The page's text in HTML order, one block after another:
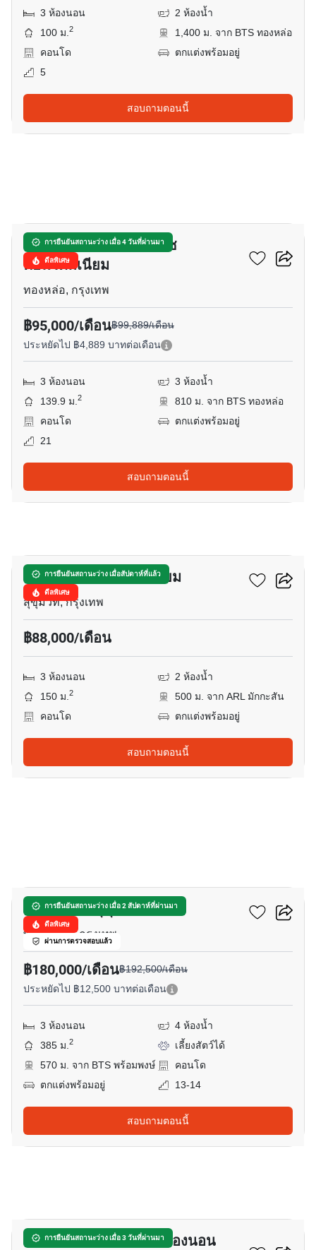
3 ห้องนอน
2 ห้องน้ำ
100 ม.2
1,400 ม. จาก BTS ทองหล่อ
คอนโด
ตกแต่งพร้อมอยู่
5
สอบถามตอนนี้
การยืนยันสถานะว่าง เมื่อ 4 วันที่ผ่านมา
ดีลพิเศษ
เอท ทองหล่อ เรสซิเดนส์ซ
คอนโดมิเนียม
ทองหล่อ, กรุงเทพ
฿95,000/เดือน฿99,889/เดือน
ประหยัดไป ฿4,889 บาทต่อเดือน
3 ห้องนอน
3 ห้องน้ำ
139.9 ม.2
810 ม. จาก BTS ทองหล่อ
คอนโด
ตกแต่งพร้อมอยู่
21
สอบถามตอนนี้
การยืนยันสถานะว่าง เมื่อสัปดาห์ที่แล้ว
ดีลพิเศษ
ร่วมใจ ไฮท์ คอนโดมิเนียม
สุขุมวิท, กรุงเทพ
฿88,000/เดือน
3 ห้องนอน
2 ห้องน้ำ
150 ม.2
500 ม. จาก ARL มักกะสัน
คอนโด
ตกแต่งพร้อมอยู่
สอบถามตอนนี้
การยืนยันสถานะว่าง เมื่อ 2 สัปดาห์ที่ผ่านมา
ดีลพิเศษ
ผ่านการตรวจสอบแล้ว
เลอ รัฟฟิเน่ สุขุมวิท 31
พร้อมพงษ์, กรุงเทพ
฿180,000/เดือน฿192,500/เดือน
ประหยัดไป ฿12,500 บาทต่อเดือน
3 ห้องนอน
4 ห้องน้ำ
385 ม.2
เลี้ยงสัตว์ได้
570 ม. จาก BTS พร้อมพงษ์
คอนโด
ตกแต่งพร้อมอยู่
13-14
สอบถามตอนนี้
การยืนยันสถานะว่าง เมื่อ 3 วันที่ผ่านมา
เซอร์วิสอพาร์ทเมนท์ 3-ห้องนอน